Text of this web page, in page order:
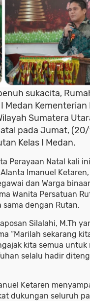
sukacita,
Medan Kementerian
Sumatera
pada Jumat,
Kelas I Medan.
Perayaan Natal kali
Imanuel Ketaren,
dan Warga
Wanita Persatuan
sama dengan Rutan.
Silalahi, M.Th
“Marilah sekarang
kita semua untuk
selalu hadir
Ketaren
dukungan seluruh